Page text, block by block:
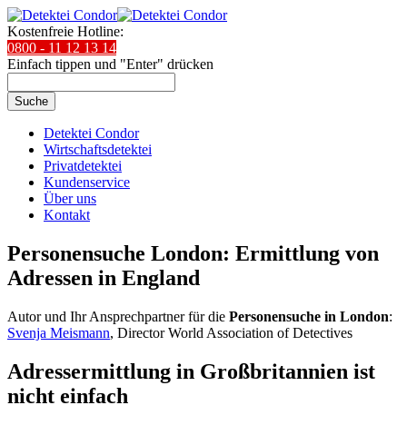
Kostenfreie Hotline:
0800 - 11 12 13 14
Einfach tippen und "Enter" drücken
Suche
Detektei Condor
Wirtschaftsdetektei
Privatdetektei
Kundenservice
Über uns
Kontakt
Personensuche London: Ermittlung von
Adressen in England
Autor und Ihr Ansprechpartner für die Personensuche in London:
Svenja Meismann, Director World Association of Detectives
Adressermittlung in Großbritannien ist
nicht einfach